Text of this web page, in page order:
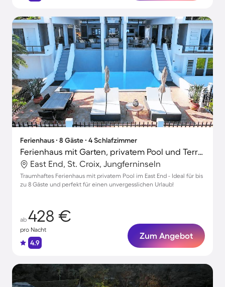
Ferienhaus ∙ 8 Gäste ∙ 4 Schlafzimmer
Ferienhaus mit Garten, privatem Pool und Terrasse | Stadtblick
East End, St. Croix, Jungferninseln
Traumhaftes Ferienhaus mit privatem Pool im East End - Ideal für bis
zu 8 Gäste und perfekt für einen unvergesslichen Urlaub!
ab 428 €
pro Nacht
4.9
Zum Angebot